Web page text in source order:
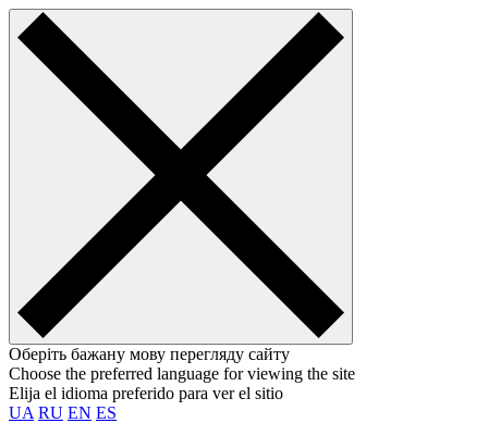
Оберіть бажану мову перегляду сайту
Choose the preferred language for viewing the site
Elija el idioma preferido para ver el sitio
UA RU EN ES